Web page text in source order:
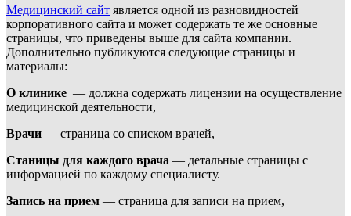
Медицинский сайт является одной из разновидностей
корпоративного сайта и может содержать те же основные
страницы, что приведены выше для сайта компании.
Дополнительно публикуются следующие страницы и
материалы:
О клинике — должна содержать лицензии на осуществление
медицинской деятельности,
Врачи — страница со списком врачей,
Станицы для каждого врача — детальные страницы с
информацией по каждому специалисту.
Запись на прием — страница для записи на прием,